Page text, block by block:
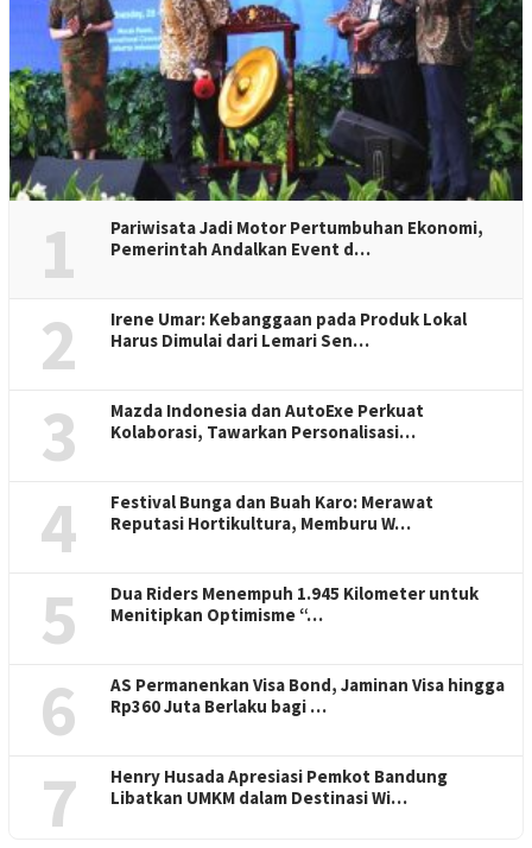
1
Pariwisata Jadi Motor Pertumbuhan Ekonomi,
Pemerintah Andalkan Event d…
2
Irene Umar: Kebanggaan pada Produk Lokal
Harus Dimulai dari Lemari Sen…
3
Mazda Indonesia dan AutoExe Perkuat
Kolaborasi, Tawarkan Personalisasi…
4
Festival Bunga dan Buah Karo: Merawat
Reputasi Hortikultura, Memburu W…
5
Dua Riders Menempuh 1.945 Kilometer untuk
Menitipkan Optimisme “…
6
AS Permanenkan Visa Bond, Jaminan Visa hingga
Rp360 Juta Berlaku bagi …
7
Henry Husada Apresiasi Pemkot Bandung
Libatkan UMKM dalam Destinasi Wi…